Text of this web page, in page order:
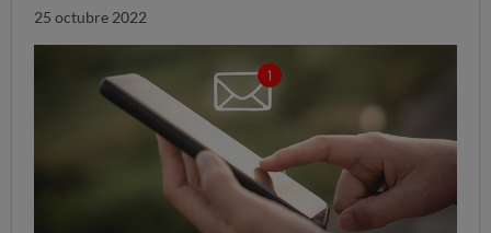
25 octubre 2022